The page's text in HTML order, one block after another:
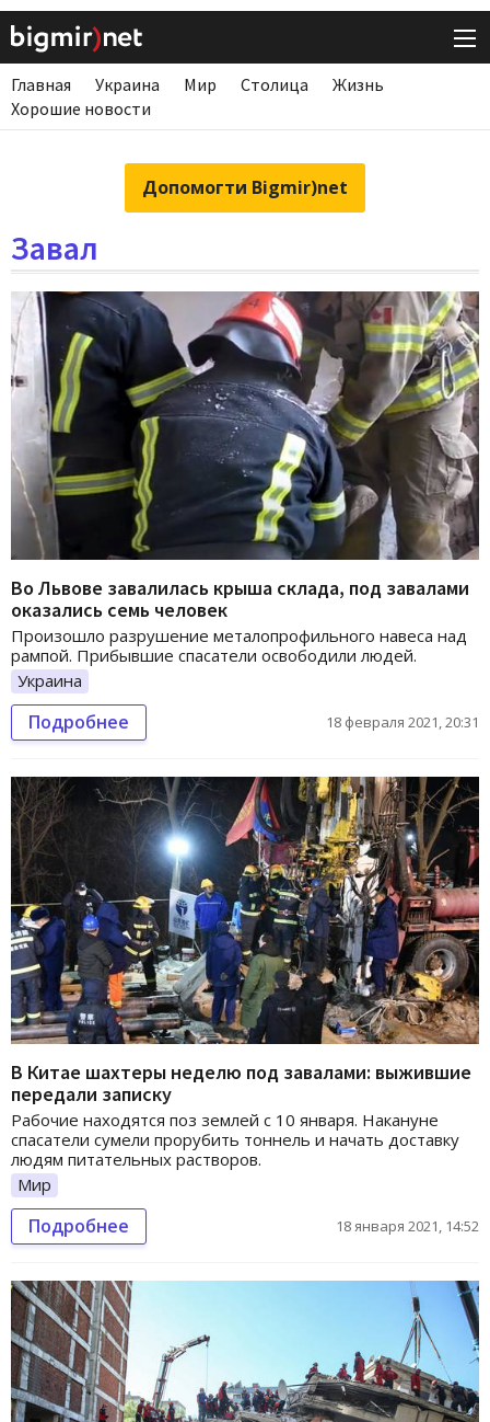
Главная Украина Мир Столица
Жизнь
Хорошие новости
Допомогти Bigmir)net
Завал
Во Львове завалилась крыша склада, под завалами
оказались семь человек
Произошло разрушение металопрофильного навеса над
рампой. Прибывшие спасатели освободили людей.
Украина
Подробнее 18 февраля 2021, 20:31
В Китае шахтеры неделю под завалами: выжившие
передали записку
Рабочие находятся поз землей с 10 января. Накануне
спасатели сумели прорубить тоннель и начать доставку
людям питательных растворов.
Мир
Подробнее 18 января 2021, 14:52